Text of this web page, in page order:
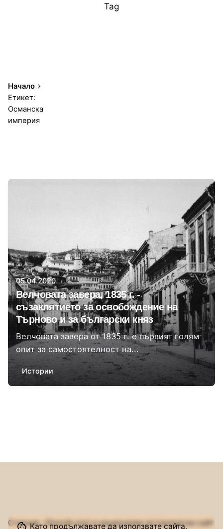
Tag
Начало
Етикет:
Османска
империя
05.04.2020
Велчовата завера, 1835 г. -
съзаклятието за освобождение на
Търново и за български княз
Велчовата завера от 1835 г. е първият голям
опит за самостоятелност на...
Истории
Сторник (Stornik.org) е национален исторически сайт
Като продължавате да използвате сайта,